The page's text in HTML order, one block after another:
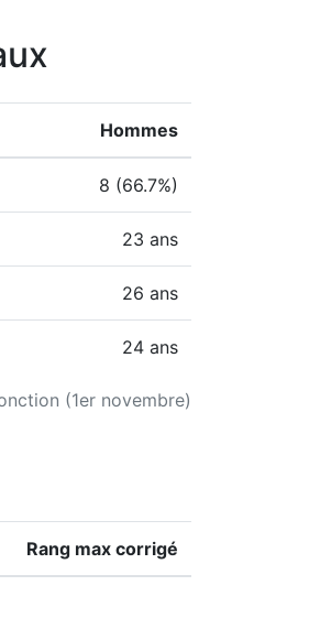
(1er novembre)
Hommes
8 (66.7%)
23 ans
26 ans
24 ans
Rang max corrigé